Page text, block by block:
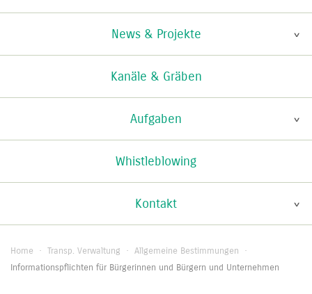
News & Projekte
Kanäle & Gräben
Aufgaben
Whistleblowing
Kontakt
Home · Transp. Verwaltung · Allgemeine Bestimmungen ·
Informationspflichten für Bürgerinnen und Bürgern und Unternehmen